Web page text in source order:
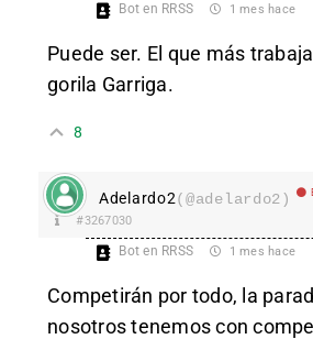
Bot en RRSS 1 mes hace
Puede ser. El que más
gorila Garriga.
8
Adelardo2(@adelardo2)
#3267030
Bot en RRSS 1 mes hace
Competirán por todo, la
nosotros tenemos con